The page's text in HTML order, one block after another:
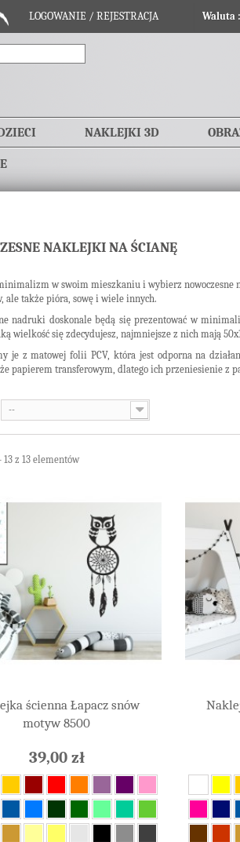
LOGOWANIE / REJESTRACJA Waluta :
NAKLEJKI 3D
NAKLEJKI NA ŚCIANĘ
w swoim mieszkaniu i wybierz
ale także pióra, sowę i wiele innych.
nadruki doskonale będą się prezentować w
wielkość się zdecydujesz, najmniejsze z nich mają
je z matowej folii PCV, która jest odporna na
papierem transferowym, dlatego ich przeniesienie z
--
13 z 13 elementów
ścienna Łapacz snów
motyw 8500
39,00 zł